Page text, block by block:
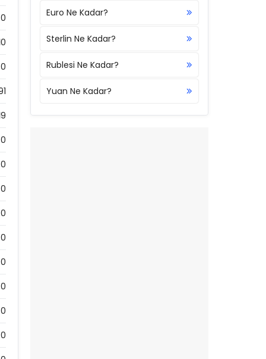
0
0
0
0
0
0
0
0
0
0
0
Euro Ne Kadar?
Sterlin Ne Kadar?
Rublesi Ne Kadar?
Yuan Ne Kadar?